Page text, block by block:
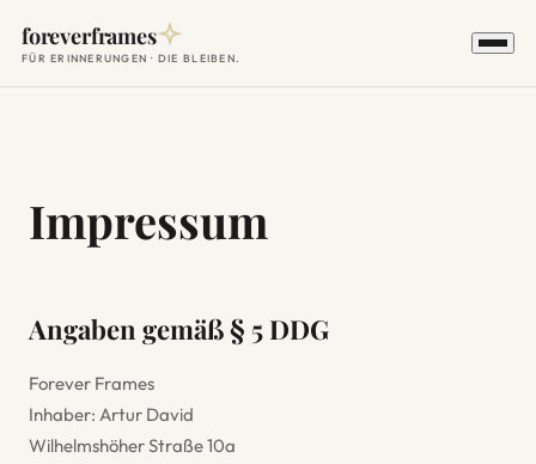
foreverframes
FÜR ERINNERUNGEN · DIE BLEIBEN.
Impressum
Angaben gemäß § 5 DDG
Forever Frames
Inhaber: Artur David
Wilhelmshöher Straße 10a